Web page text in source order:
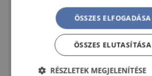
ÖSSZES ELFOGADÁSA
ÖSSZES ELUTASÍTÁSA
RÉSZLETEK MEGJELENÍTÉSE